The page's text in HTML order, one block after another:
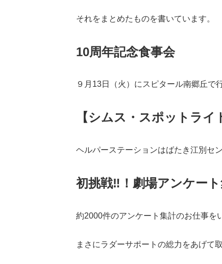
それをまとめたものを書いています。
10周年記念食事会
９月13日（火）にスピタール南郷丘で
【シムス・スポットラ
ヘルパーステーションはばたき江別セ
初挑戦‼！劇場アンケー
約2000件のアンケート集計のお仕事を
まさにラダーサポートの総力をあげて